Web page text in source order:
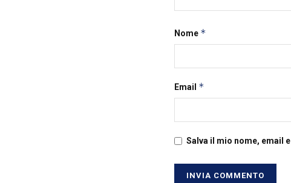
Nome *
Email *
Salva il mio nome, email